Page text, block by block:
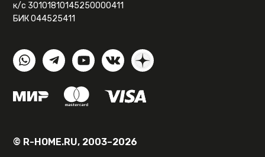
к/с 30101810145250000411
БИК 044525411
© R-HOME.RU, 2003–2026